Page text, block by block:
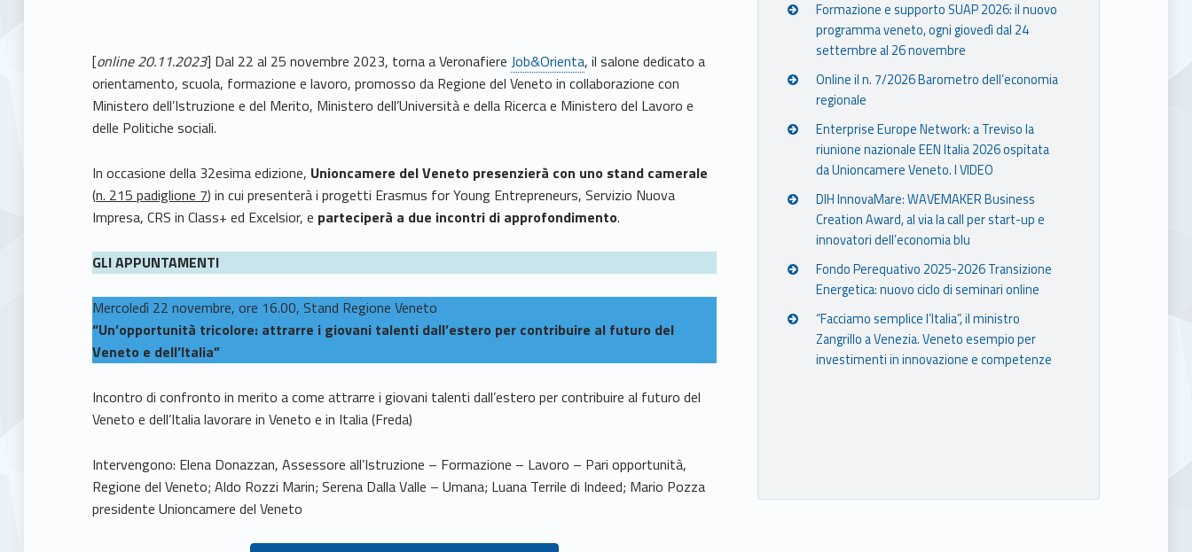
[online 20.11.2023] Dal 22 al 25 novembre 2023, torna a VeronafiereJob&Orienta, il salone dedicato a
orientamento, scuola, formazione e lavoro, promosso da Regione del Veneto in collaborazione con
Ministero dell’Istruzione e del Merito, Ministero dell’Università e della Ricerca e Ministero del Lavoro e
delle Politiche sociali.
In occasione della 32esima edizione, Unioncamere del Veneto presenzierà con uno stand camerale
(n. 215 padiglione 7) in cui presenterà i progetti Erasmus for Young Entrepreneurs, Servizio Nuova
Impresa, CRS in Class+ ed Excelsior, e parteciperà a due incontri di approfondimento.
GLI APPUNTAMENTI
Mercoledì 22 novembre, ore 16.00, Stand Regione Veneto
“Un’opportunità tricolore: attrarre i giovani talenti dall’estero per contribuire al futuro del
Veneto e dell’Italia”
Incontro di confronto in merito a come attrarre i giovani talenti dall’estero per contribuire al futuro del
Veneto e dell’Italia lavorare in Veneto e in Italia (Freda)
Intervengono: Elena Donazzan, Assessore all’Istruzione – Formazione – Lavoro – Pari opportunità,
Regione del Veneto; Aldo Rozzi Marin; Serena Dalla Valle – Umana; Luana Terrile di Indeed; Mario Pozza
presidente Unioncamere del Veneto
Formazione e supporto SUAP 2026: il nuovo
programma veneto, ogni giovedì dal 24
settembre al 26 novembre
Online il n. 7/2026 Barometro dell’economia
regionale
Enterprise Europe Network: a Treviso la
riunione nazionale EEN Italia 2026 ospitata
da Unioncamere Veneto. I VIDEO
DIH InnovaMare: WAVEMAKER Business
Creation Award, al via la call per start-up e
innovatori dell’economia blu
Fondo Perequativo 2025-2026 Transizione
Energetica: nuovo ciclo di seminari online
“Facciamo semplice l’Italia”, il ministro
Zangrillo a Venezia. Veneto esempio per
investimenti in innovazione e competenze